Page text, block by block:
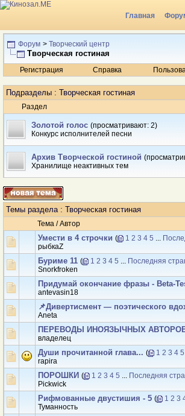
Главная
Радио
Форум > Творческий центр
Творческая гостиная
Регистрация Справка
Подразделы : Творческая гостиная
Раздел
Золотой голос (просматривают: 2)
Конкурс исполнителей песни
Архив Творческой гостиной
Хранилище неактивных тем
Темы раздела: Творческая гостиная
Тема /Автор
Умести в 4 строчки ( 1 2 3 4 5 ...
рыбкаZ
Буриме 11 ( 1 2 3 4 5 ... Последняя
Snorkfroken
Придумай окончание фразы - Beta-
antevasin18
📌Дивертисмент — поэтического
Аneta
ПЕРЕВОДЫ ИНОЯЗЫЧНЫХ АВТОРОВ
владелец
Души прочитанной глава... ( 1 2 3 4 5
rapira
ПОРОШКИ ( 1 2 3 4 5 ... Последняя
Рickwick
Рифмованные двустишия - 5 ( 1 2 3
Туманность